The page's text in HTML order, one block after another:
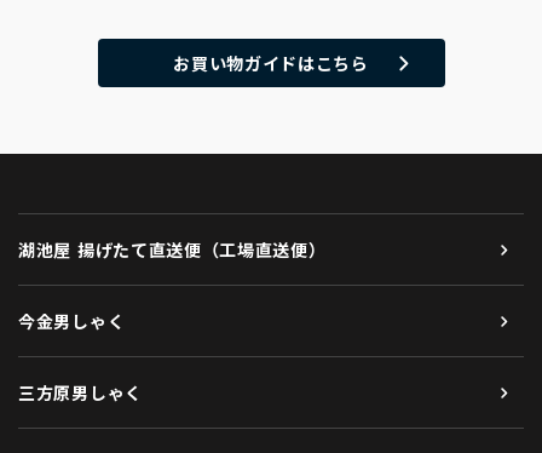
お買い物ガイドはこちら
湖池屋 揚げたて直送便（工場直送便）
今金男しゃく
三方原男しゃく